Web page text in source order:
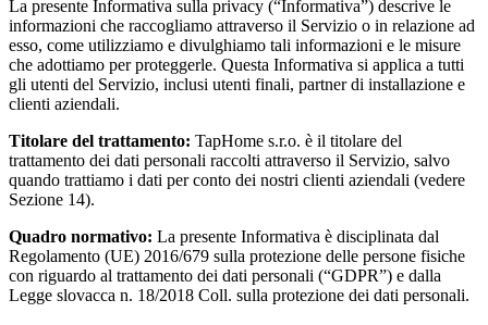
La presente Informativa sulla privacy (“Informativa”) descrive le
informazioni che raccogliamo attraverso il Servizio o in relazione ad
esso, come utilizziamo e divulghiamo tali informazioni e le misure
che adottiamo per proteggerle. Questa Informativa si applica a tutti
gli utenti del Servizio, inclusi utenti finali, partner di installazione e
clienti aziendali.
Titolare del trattamento: TapHome s.r.o. è il titolare del
trattamento dei dati personali raccolti attraverso il Servizio, salvo
quando trattiamo i dati per conto dei nostri clienti aziendali (vedere
Sezione 14).
Quadro normativo: La presente Informativa è disciplinata dal
Regolamento (UE) 2016/679 sulla protezione delle persone fisiche
con riguardo al trattamento dei dati personali (“GDPR”) e dalla
Legge slovacca n. 18/2018 Coll. sulla protezione dei dati personali.